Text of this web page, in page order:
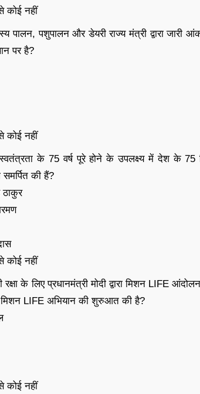
कोई नहीं
पालन, पशुपालन और डेयरी राज्य मंत्री द्वारा
पर है?
कोई नहीं
के 75 वर्ष पूरे होने के उपलक्ष्य में देश के 75
की हैं?
ठाकुर
कोई नहीं
रक्षा के लिए प्रधानमंत्री मोदी द्वारा मिशन LIFE
LIFE अभियान की शुरुआत की है?
कोई नहीं